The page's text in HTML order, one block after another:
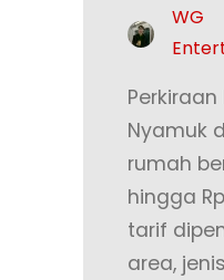
WG
Nyamuk
rumah
hingga
tarif
area,